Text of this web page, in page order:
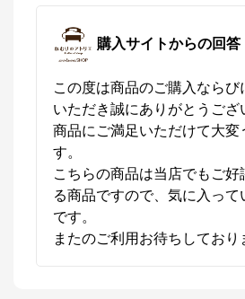
購入サイトからの回答
この度は商品のご購入ならび
いただき誠にありがとうござ
商品にご満足いただけて大変
す。
こちらの商品は当店でもご好
る商品ですので、気に入って
です。
またのご利用お待ちしており